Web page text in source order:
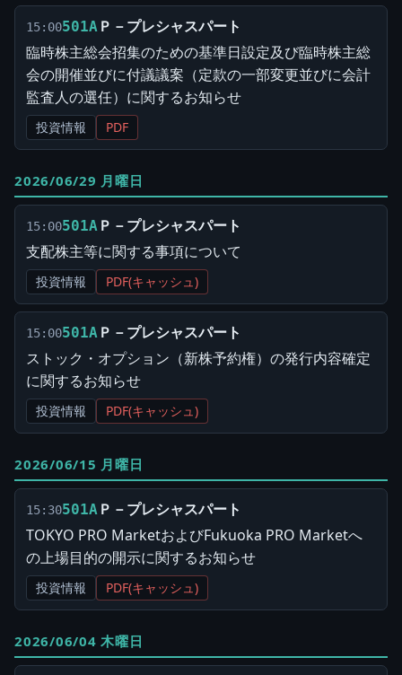
15:00501A Ｐ－プレシャスパート
臨時株主総会招集のための基準日設定及び臨時株主総
会の開催並びに付議議案（定款の一部変更並びに会計
監査人の選任）に関するお知らせ
投資情報 PDF
2026/06/29 月曜日
15:00501A Ｐ－プレシャスパート
支配株主等に関する事項について
投資情報 PDF(キャッシュ)
15:00501A Ｐ－プレシャスパート
ストック・オプション（新株予約権）の発行内容確定
に関するお知らせ
投資情報 PDF(キャッシュ)
2026/06/15 月曜日
15:30501A Ｐ－プレシャスパート
TOKYO PRO MarketおよびFukuoka PRO Marketへ
の上場目的の開示に関するお知らせ
投資情報 PDF(キャッシュ)
2026/06/04 木曜日